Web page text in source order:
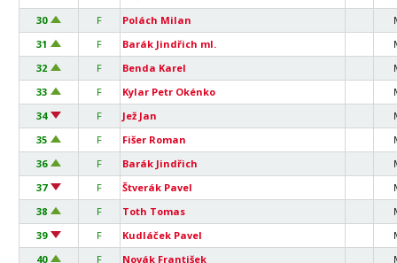
30
F Polách Milan
31
F Barák Jindřich ml.
32
F Benda Karel
33
F Kylar Petr Okénko
34
F Jež Jan
35
F Fišer Roman
36
F Barák Jindřich
37
F Štverák Pavel
38
F Toth Tomas
39
F Kudláček Pavel
40
F Novák František